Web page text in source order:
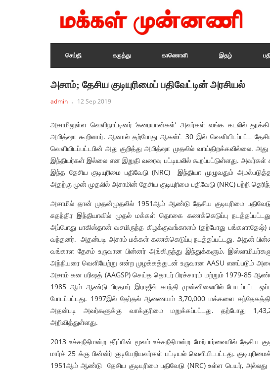
செய்தி கருத்து காணொளி இதழ்
அசாம்; தேசிய குடியுரிமைப் பதிவேட்டின் அரசியல்
admin 12 Sep 2019
அசாமிலுள்ள வெளிநாட்டினர் ‘கரையான்கள்’ அவர்கள் வங்க கடலில்
அமித்ஷா கூறினார். ஆனால் தற்போது ஆகஸ்ட் 30 இல் வெளியிடப்பட்ட தேசிய
வெளியிடப்பட்டபின் அது குறித்து அமித்ஷா முதலில்
இந்தியர்கள் இல்லை என இறுதி வரைவு பட்டியலில் கூறப்பட்டுள்ளது.
இந்த தேசிய குடியுரிமை பதிவேடு (NRC) இந்தியா முழுவதும்
அதற்கு முன் முதலில் அசாமின் தேசிய குடியுரிமை பதிவேடு (NRC) பற்றி
அசாமில் தான் முதன்முதலில் 1951ஆம் ஆண்டு தேசிய குடியுரிமை
சுதந்திர இந்தியாவில் முதல் மக்கள் தொகை கணக்கெடுப்பு
அப்போது பாகிஸ்தான் வசமிருந்த கிழக்குவங்காளம் (தற்போது பங்களாதேஷ்)
வந்தனர். அதன்படி அசாம் மக்கள் கணக்கெடுப்பு நடத்தப்பட்டது. அதன்
வங்காள தேசம் உருவான பின்னர் அங்கிருந்து இந்துக்களும்,
அந்நியரை வெளியேற்று என்ற முழக்கத்துடன் உருவான AASU எனப்படும்
அசாம் கன பரிஷத் (AAGSP) செய்த தொடர் பிரச்சாரம் மற்றும் 1979-85
1985 ஆம் ஆண்டு பிரதமர் இராஜீவ் காந்தி முன்னிலையில் போடப்பட்ட
போடப்பட்டது. 1997இல் தேர்தல் ஆணையம் 3,70,000 மக்களை
அதன்படி அவர்களுக்கு வாக்குரிமை மறுக்கப்பட்டது. தற்போது
அறிவித்துள்ளது.
2013 உச்சநீதிமன்ற தீர்ப்பின் மூலம் உச்சநீதிமன்ற மேற்பார்வையில் தேசிய
மார்ச் 25 க்கு பின்ன்ர் குடியேறியவர்கள் பட்டியல் வெளியிடபட்டது.
1951ஆம் ஆண்டு தேசிய குடியுரிமை பதிவேடு (NRC) உள்ள பெயர்,
தேர்தல்
சொல்லில் பாசிச எதிர்ப்பு! செயலில் பாயாசம்
! – செந்தில்